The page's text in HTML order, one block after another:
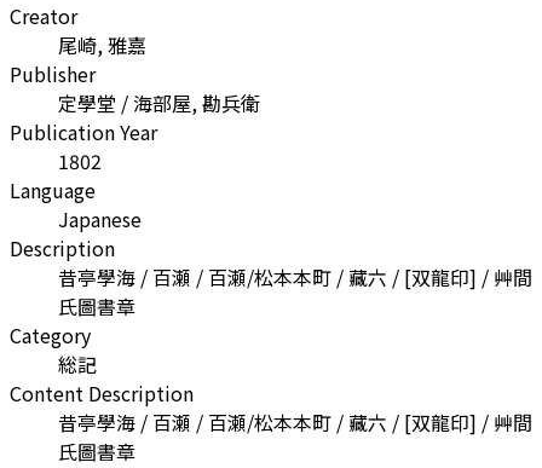
Creator
尾崎, 雅嘉
Publisher
定學堂 / 海部屋, 勘兵衛
Publication Year
1802
Language
Japanese
Description
昔亭學海 / 百瀬 / 百瀬/松本本町 / 藏六 / [双龍印] / 艸間
氏圖書章
Category
総記
Content Description
昔亭學海 / 百瀬 / 百瀬/松本本町 / 藏六 / [双龍印] / 艸間
氏圖書章